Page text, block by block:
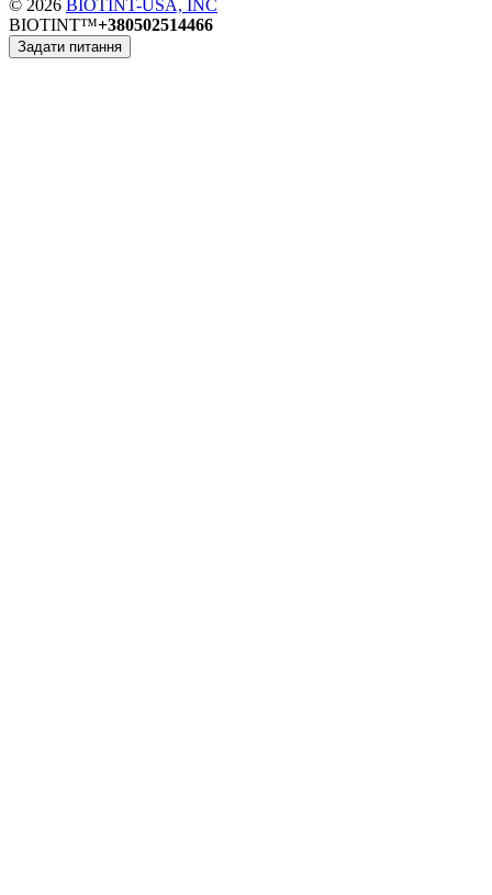
© 2026 BIOTINT-USA, INC
BIOTINT™+380502514466
Задати питання